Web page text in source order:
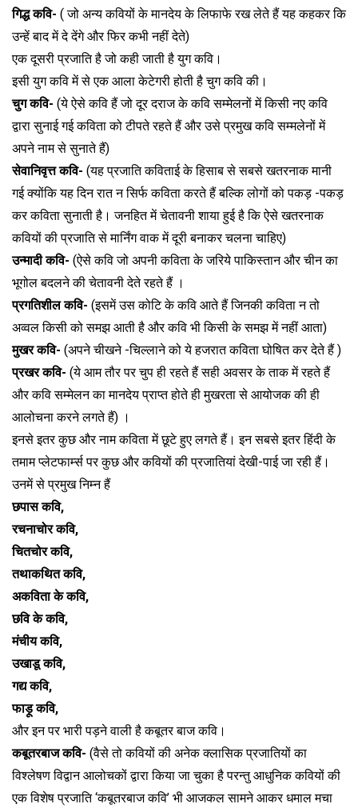
गिद्ध कवि- ( जो अन्य कवियों के मानदेय के लिफाफे रख लेते हैं यह कहकर कि
उन्हें बाद में दे देंगे और फिर कभी नहीं देते)
एक दूसरी प्रजाति है जो कही जाती है युग कवि।
इसी युग कवि में से एक आला केटेगरी होती है चुग कवि की।
चुग कवि- (ये ऐसे कवि हैं जो दूर दराज के कवि सम्मेलनों में किसी नए कवि
द्वारा सुनाई गई कविता को टीपते रहते हैं और उसे प्रमुख कवि सम्मलेनों में
अपने नाम से सुनाते हैं)
सेवानिवृत्त कवि- (यह प्रजाति कविताई के हिसाब से सबसे खतरनाक मानी
गई क्योंकि यह दिन रात न सिर्फ कविता करते हैं बल्कि लोगों को पकड़ -पकड़
कर कविता सुनाती है। जनहित में चेतावनी शाया हुई है कि ऐसे खतरनाक
कवियों की प्रजाति से मार्निंग वाक में दूरी बनाकर चलना चाहिए)
उन्मादी कवि- (ऐसे कवि जो अपनी कविता के जरिये पाकिस्तान और चीन का
भूगोल बदलने की चेतावनी देते रहते हैं ।
प्रगतिशील कवि- (इसमें उस कोटि के कवि आते हैं जिनकी कविता न तो
अव्वल किसी को समझ आती है और कवि भी किसी के समझ में नहीं आता)
मुखर कवि- (अपने चीखने -चिल्लाने को ये हजरात कविता घोषित कर देते हैं )
प्रखर कवि- (ये आम तौर पर चुप ही रहते हैं सही अवसर के ताक में रहते हैं
और कवि सम्मेलन का मानदेय प्राप्त होते ही मुखरता से आयोजक की ही
आलोचना करने लगते हैं) ।
इनसे इतर कुछ और नाम कविता में छूटे हुए लगते हैं। इन सबसे इतर हिंदी के
तमाम प्लेटफार्म्स पर कुछ और कवियों की प्रजातियां देखी-पाई जा रही हैं।
उनमें से प्रमुख निम्न हैं
छपास कवि,
रचनाचोर कवि,
चितचोर कवि,
तथाकथित कवि,
अकविता के कवि,
छवि के कवि,
मंचीय कवि,
उखाडू कवि,
गद्य कवि,
फाड़ू कवि,
और इन पर भारी पड़ने वाली है कबूतर बाज कवि।
कबूतरबाज कवि- (वैसे तो कवियों की अनेक क्लासिक प्रजातियों का
विश्लेषण विद्वान आलोचकों द्वारा किया जा चुका है परन्तु आधुनिक कवियों की
एक विशेष प्रजाति ‘कबूतरबाज कवि’ भी आजकल सामने आकर धमाल मचा